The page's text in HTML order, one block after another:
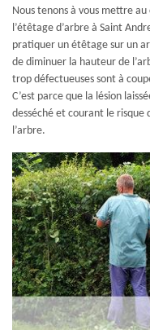
Nous tenons à vous mettre
l’étêtage d’arbre à Saint
pratiquer un étêtage sur un
de diminuer la hauteur de
trop défectueuses sont à
C’est parce que la lésion
desséché et courant le risque
l’arbre.